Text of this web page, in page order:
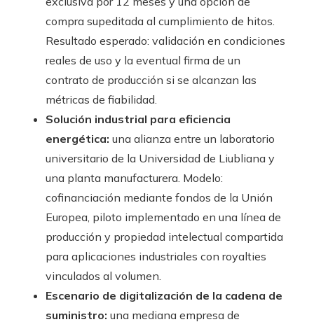
compra supeditada al cumplimiento de hitos.
Resultado esperado: validación en condiciones
reales de uso y la eventual firma de un
contrato de producción si se alcanzan las
métricas de fiabilidad.
Solución industrial para eficiencia
energética: una alianza entre un laboratorio
universitario de la Universidad de Liubliana y
una planta manufacturera. Modelo:
cofinanciación mediante fondos de la Unión
Europea, piloto implementado en una línea de
producción y propiedad intelectual compartida
para aplicaciones industriales con royalties
vinculados al volumen.
Escenario de digitalización de la cadena de
suministro: una mediana empresa de